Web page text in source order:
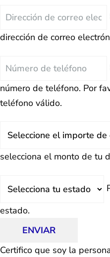
Correo
dirección de correo
Teléfono
número de teléfono. Por
teléfono válido.
selecciona el monto de tu
estado.
ENVIAR
Certifico que soy la